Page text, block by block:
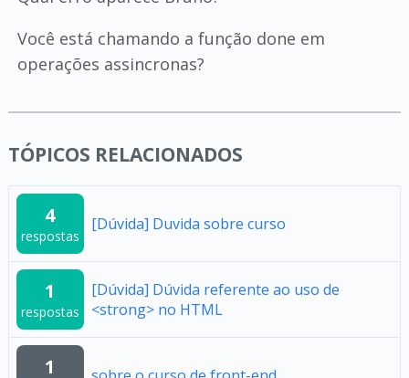
Você está chamando a função done em
operações assincronas?
TÓPICOS RELACIONADOS
4
respostas
[Dúvida] Duvida sobre curso
1
respostas
[Dúvida] Dúvida referente ao uso de
<strong> no HTML
1